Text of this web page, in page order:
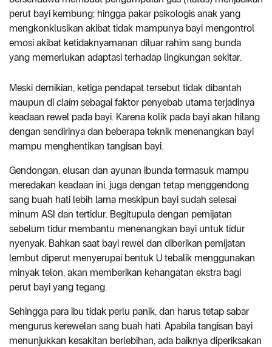
perut bayi kembung; hingga pakar psikologis anak yang
mengkonklusikan akibat tidak mampunya bayi mengontrol
emosi akibat ketidaknyamanan diluar rahim sang bunda
yang memerlukan adaptasi terhadap lingkungan sekitar.
Meski demikian, ketiga pendapat tersebut tidak dibantah
maupun di claim sebagai faktor penyebab utama terjadinya
keadaan rewel pada bayi. Karena kolik pada bayi akan hilang
dengan sendirinya dan beberapa teknik menenangkan bayi
mampu menghentikan tangisan bayi.
Gendongan, elusan dan ayunan ibunda termasuk mampu
meredakan keadaan ini, juga dengan tetap menggendong
sang buah hati lebih lama meskipun bayi sudah selesai
minum ASI dan tertidur. Begitupula dengan pemijatan
sebelum tidur membantu menenangkan bayi untuk tidur
nyenyak. Bahkan saat bayi rewel dan diberikan pemijatan
lembut diperut menyerupai bentuk U tebalik menggunakan
minyak telon, akan memberikan kehangatan ekstra bagi
perut bayi yang tegang.
Sehingga para ibu tidak perlu panik, dan harus tetap sabar
mengurus kerewelan sang buah hati. Apabila tangisan bayi
menunjukkan kesakitan berlebihan, ada baiknya diperiksakan